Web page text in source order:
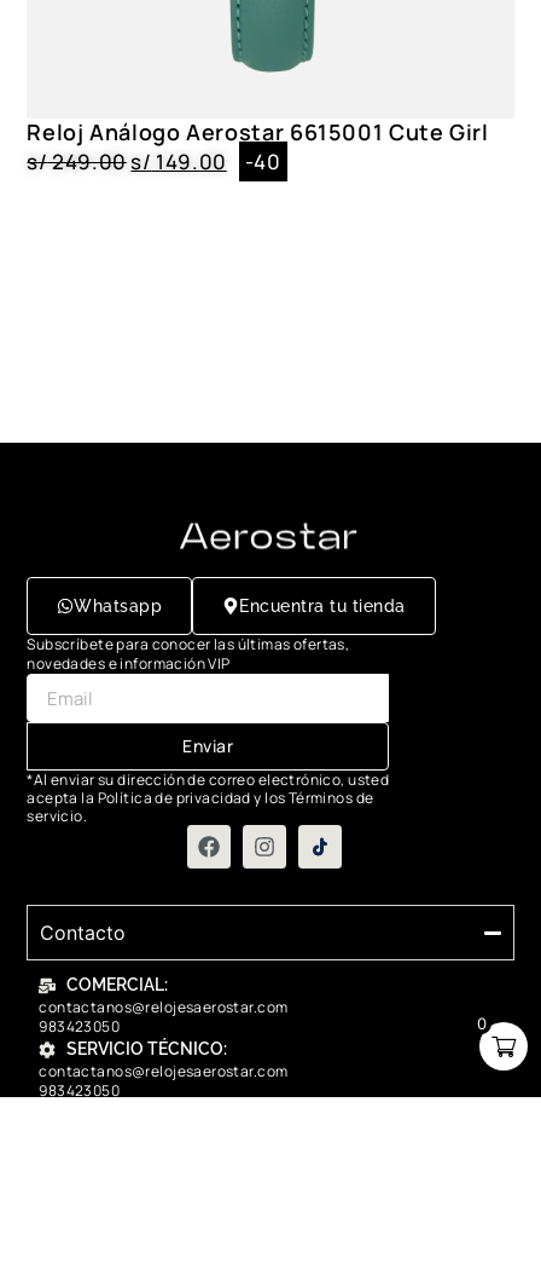
0
Reloj Análogo Aerostar 6615001 Cute Girl
s/249.00s/ 149.00 -40
Whatsapp Encuentra tu tienda
Subscríbete para conocer las últimas ofertas,
novedades e información VIP
Enviar
*Al enviar su dirección de correo electrónico, usted
acepta la Política de privacidad y los Términos de
servicio.
Contacto
COMERCIAL:
contactanos@relojesaerostar.com
983423050
SERVICIO TÉCNICO:
contactanos@relojesaerostar.com
983423050